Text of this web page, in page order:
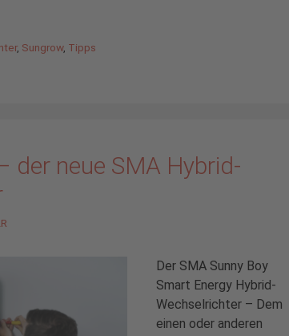
, Sungrow, Tipps
der neue SMA Hybrid-
Der SMA Sunny Boy
Smart Energy Hybrid-
Wechselrichter – Dem
einen oder anderen